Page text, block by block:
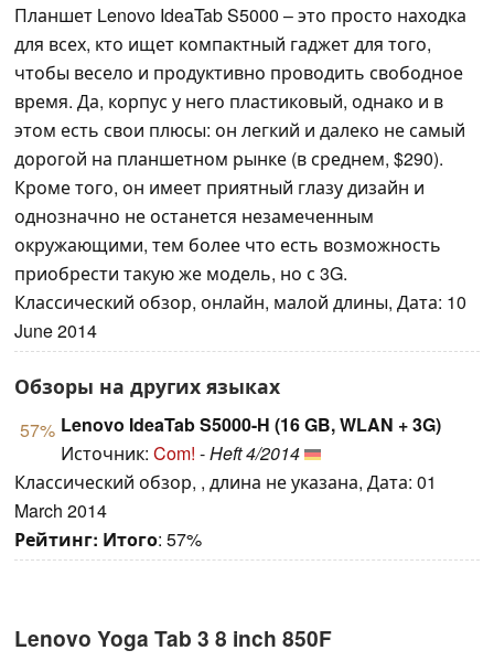
Планшет Lenovo IdeaTab S5000 – это просто находка
для всех, кто ищет компактный гаджет для того,
чтобы весело и продуктивно проводить свободное
время. Да, корпус у него пластиковый, однако и в
этом есть свои плюсы: он легкий и далеко не самый
дорогой на планшетном рынке (в среднем, $290).
Кроме того, он имеет приятный глазу дизайн и
однозначно не останется незамеченным
окружающими, тем более что есть возможность
приобрести такую же модель, но с 3G.
Классический обзор, онлайн, малой длины, Дата: 10
June 2014
Обзоры на других языках
57% Lenovo IdeaTab S5000-H (16 GB, WLAN + 3G)
Источник: Com! -Heft 4/2014
Классический обзор, , длина не указана, Дата: 01
March 2014
Рейтинг: Итого: 57%
Lenovo Yoga Tab 3 8 inch 850F